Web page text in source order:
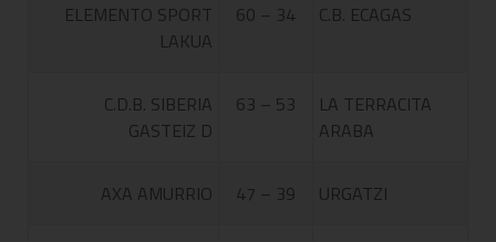
ELEMENTO SPORT
LAKUA
60 – 34 C.B. ECAGAS
C.D.B. SIBERIA
GASTEIZ D
63 – 53
LA TERRACITA
ARABA
AXA AMURRIO 47 – 39 URGATZI